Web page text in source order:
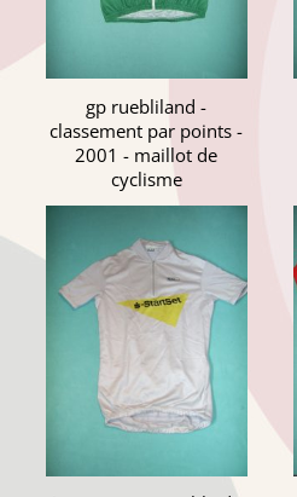
gp ruebliland -
classement par points -
2001 - maillot de
cyclisme